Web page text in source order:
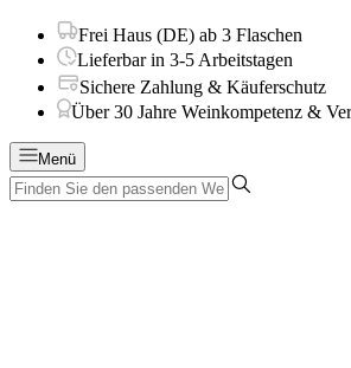
Frei Haus (DE) ab 3 Flaschen
Lieferbar in 3-5 Arbeitstagen
Sichere Zahlung & Käuferschutz
Über 30 Jahre Weinkompetenz &
Menü